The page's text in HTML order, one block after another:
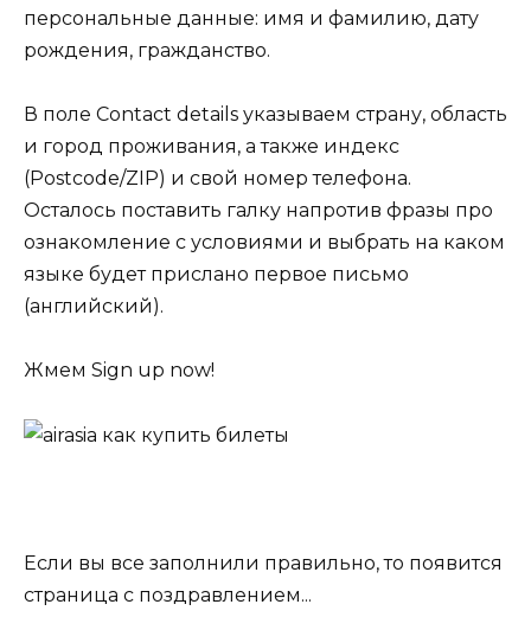
персональные данные: имя и фамилию, дату
рождения, гражданство.
В поле Contact details указываем страну, область
и город проживания, а также индекс
(Postcode/ZIP) и свой номер телефона.
Осталось поставить галку напротив фразы про
ознакомление с условиями и выбрать на каком
языке будет прислано первое письмо
(английский).
Жмем Sign up now!
Если вы все заполнили правильно, то появится
страница с поздравлением...